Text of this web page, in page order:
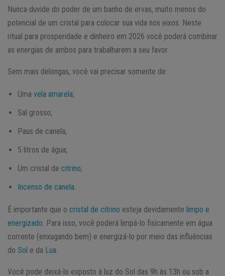
Nunca duvide do poder de um banho de ervas, muito menos do
potencial de um cristal para colocar sua vida nos eixos. Neste
ritual para prosperidade e dinheiro em 2026 você poderá combinar
as energias de ambos para trabalharem a seu favor.
Sem mais delongas, você vai precisar somente de:
Uma vela amarela;
Sal grosso;
Paus de canela;
5 litros de água;
Um cristal de citrino;
Incenso de canela
É importante que o cristal de citrino esteja devidamente limpo e
energizado . Para isso, você poderá limpá-lo fisicamente em água
corrente (enxugando bem) e energizá-lo por meio das influências
do Sol e da Lua
Você pode deixá-lo exposto à luz do Sol das 9h às 13h ou sob a